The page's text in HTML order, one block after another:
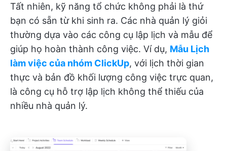
Tất nhiên, kỹ năng tổ chức không phải là thứ
bạn có sẵn từ khi sinh ra. Các nhà quản lý giỏi
thường dựa vào các công cụ lập lịch và mẫu để
giúp họ hoàn thành công việc. Ví dụ, Mẫu Lịch
làm việc của nhóm ClickUp, với lịch thời gian
thực và bản đồ khối lượng công việc trực quan,
là công cụ hỗ trợ lập lịch không thể thiếu của
nhiều nhà quản lý.